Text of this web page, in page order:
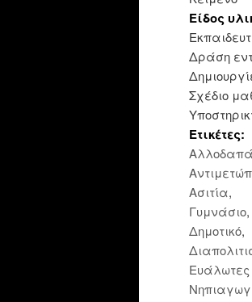
Είδος
Δράση
Σχέδιο
Ετικέτες:
Ασιτία,
Γυμνάσιο,
Δημοτικό,